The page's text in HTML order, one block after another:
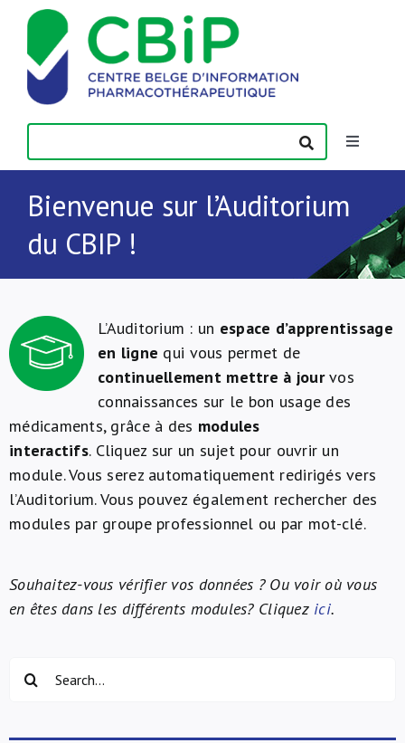
Passer
contenu
Toggle
Publications
Contact
À propos de nous
Bienvenue sur l’Auditorium
du CBIP !
L’Auditorium : un espace d’apprentissage
en ligne qui vous permet de
continuellement mettre à jourvos
connaissances sur le bon usage des
médicaments, grâce à des modules
interactifs. Cliquez sur un sujet pour ouvrir un
module. Vous serez automatiquement redirigés vers
l’Auditorium. Vous pouvez également rechercher des
modules par groupe professionnel ou par mot-clé.
Souhaitez-vous vérifier vos données ? Ou voir où vous
en êtes dans les différents modules? Cliquez ici.
Rechercher: